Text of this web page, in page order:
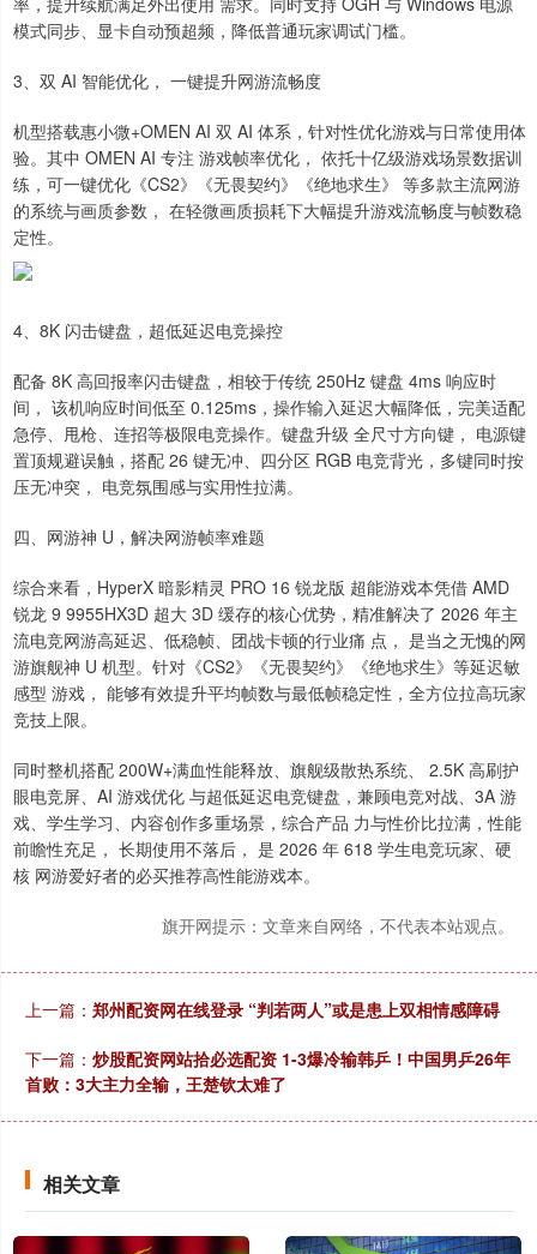
模式同步、显卡自动预超频，降低普通玩家调试门槛。
3、双 AI 智能优化， 一键提升网游流畅度
机型搭载惠小微+OMEN AI 双 AI 体系，针对性优化游戏与日常使用体
验。其中 OMEN AI 专注 游戏帧率优化， 依托十亿级游戏场景数据训
练，可一键优化《CS2》《无畏契约》《绝地求生》 等多款主流网游
的系统与画质参数， 在轻微画质损耗下大幅提升游戏流畅度与帧数稳
定性。
4、8K 闪击键盘，超低延迟电竞操控
配备 8K 高回报率闪击键盘，相较于传统 250Hz 键盘 4ms 响应时
间， 该机响应时间低至 0.125ms，操作输入延迟大幅降低，完美适配
急停、甩枪、连招等极限电竞操作。键盘升级 全尺寸方向键， 电源键
置顶规避误触，搭配 26 键无冲、四分区 RGB 电竞背光，多键同时按
压无冲突， 电竞氛围感与实用性拉满。
四、网游神 U，解决网游帧率难题
综合来看，HyperX 暗影精灵 PRO 16 锐龙版 超能游戏本凭借 AMD
锐龙 9 9955HX3D 超大 3D 缓存的核心优势，精准解决了 2026 年主
流电竞网游高延迟、低稳帧、团战卡顿的行业痛 点， 是当之无愧的网
游旗舰神 U 机型。针对《CS2》《无畏契约》《绝地求生》等延迟敏
感型 游戏， 能够有效提升平均帧数与最低帧稳定性，全方位拉高玩家
竞技上限。
同时整机搭配 200W+满血性能释放、旗舰级散热系统、 2.5K 高刷护
眼电竞屏、AI 游戏优化 与超低延迟电竞键盘，兼顾电竞对战、3A 游
戏、学生学习、内容创作多重场景，综合产品 力与性价比拉满，性能
前瞻性充足， 长期使用不落后， 是 2026 年 618 学生电竞玩家、硬
核 网游爱好者的必买推荐高性能游戏本。
旗开网提示：文章来自网络，不代表本站观点。
上一篇： 郑州配资网在线登录 “判若两人”或是患上双相情感障碍
下一篇： 炒股配资网站拾必选配资 1-3爆冷输韩乒！中国男乒26年
首败：3大主力全输，王楚钦太难了
相关文章